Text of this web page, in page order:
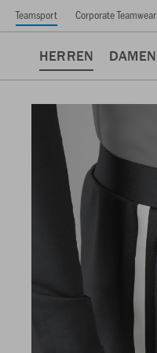
Teamsport Corporate Teamwear
HERREN DAMEN